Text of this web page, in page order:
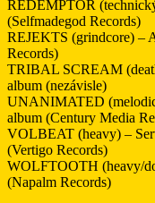
REDEMPTOR
(Selfmadegod Records)
REJEKTS (grindcore) –
Records)
TRIBAL SCREAM
album (nezávisle)
UNANIMATED
album (Century Media
VOLBEAT (heavy) –
(Vertigo Records)
WOLFTOOTH (heavy/
(Napalm Records)